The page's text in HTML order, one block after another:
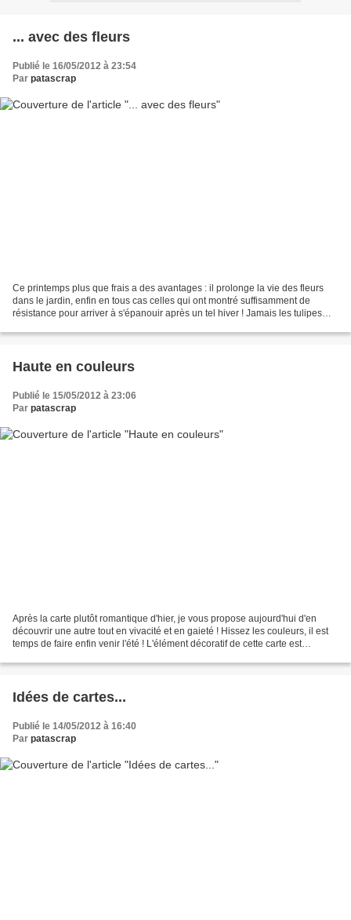
... avec des fleurs
Publié le 16/05/2012 à 23:54
Par patascrap
Ce printemps plus que frais a des avantages : il prolonge la vie des fleurs
dans le jardin, enfin en tous cas celles qui ont montré suffisamment de
résistance pour arriver à s'épanouir après un tel hiver ! Jamais les tulipes
Haute en couleurs
Publié le 15/05/2012 à 23:06
Par patascrap
Après la carte plutôt romantique d'hier, je vous propose aujourd'hui d'en
découvrir une autre tout en vivacité et en gaieté ! Hissez les couleurs, il est
temps de faire enfin venir l'été ! L'élément décoratif de cette carte est
Idées de cartes...
Publié le 14/05/2012 à 16:40
Par patascrap